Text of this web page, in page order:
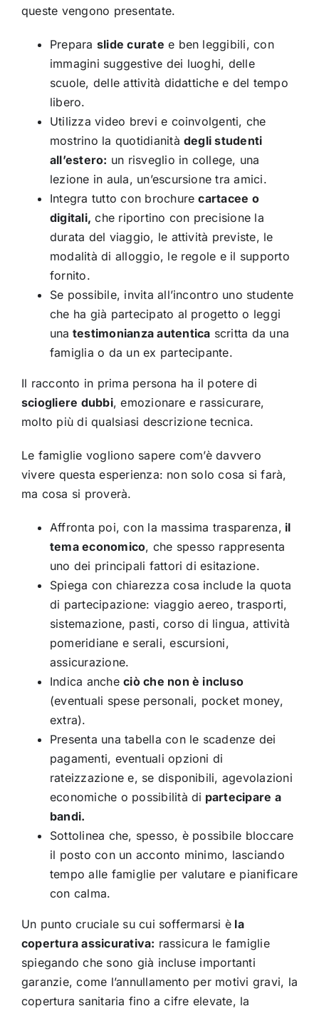
queste vengono presentate.
Prepara slide curate e ben leggibili, con
immagini suggestive dei luoghi, delle
scuole, delle attività didattiche e del tempo
libero.
Utilizza video brevi e coinvolgenti, che
mostrino la quotidianità degli studenti
all’estero: un risveglio in college, una
lezione in aula, un’escursione tra amici.
Integra tutto con brochurecartacee o
digitali, che riportino con precisione la
durata del viaggio, le attività previste, le
modalità di alloggio, le regole e il supporto
fornito.
Se possibile, invita all’incontro uno studente
che ha già partecipato al progetto o leggi
una testimonianza autentica scritta da una
famiglia o da un ex partecipante.
Il racconto in prima persona ha il potere di
sciogliere dubbi, emozionare e rassicurare,
molto più di qualsiasi descrizione tecnica.
Le famiglie vogliono sapere com’è davvero
vivere questa esperienza: non solo cosa si farà,
ma cosa si proverà.
Affronta poi, con la massima trasparenza, il
tema economico, che spesso rappresenta
uno dei principali fattori di esitazione.
Spiega con chiarezza cosa include la quota
di partecipazione: viaggio aereo, trasporti,
sistemazione, pasti, corso di lingua, attività
pomeridiane e serali, escursioni,
assicurazione.
Indica ancheciò che non è incluso
(eventuali spese personali, pocket money,
extra).
Presenta una tabella con le scadenze dei
pagamenti, eventuali opzioni di
rateizzazione e, se disponibili, agevolazioni
economiche o possibilità di partecipare a
bandi.
Sottolinea che, spesso, è possibile bloccare
il posto con un acconto minimo, lasciando
tempo alle famiglie per valutare e pianificare
con calma.
Un punto cruciale su cui soffermarsi è la
copertura assicurativa: rassicura le famiglie
spiegando che sono già incluse importanti
garanzie, come l’annullamento per motivi gravi, la
copertura sanitaria fino a cifre elevate, la